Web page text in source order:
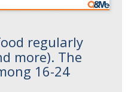
regularly
more). The
16-24